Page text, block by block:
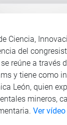
Ciencia,
del
reúne a través
y tiene como
León, quien
mineros,
Ver vídeo